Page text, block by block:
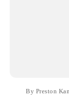
By Preston